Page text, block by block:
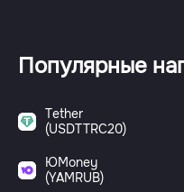
Популярные
Tether
(USDTTRC20)
ЮMoney
(YAMRUB)